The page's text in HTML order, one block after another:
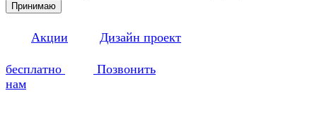
Принимаю
Акции Дизайн проект
бесплатно
Позвонить
нам